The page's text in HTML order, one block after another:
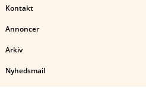
Kontakt
Annoncer
Arkiv
Nyhedsmail